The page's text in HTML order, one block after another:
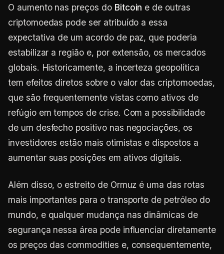
O aumento nas preços do Bitcoin e de outras
criptomoedas pode ser atribuído a essa
expectativa de um acordo de paz, que poderia
estabilizar a região e, por extensão, os mercados
globais. Historicamente, a incerteza geopolítica
tem efeitos diretos sobre o valor das criptomoedas,
que são frequentemente vistas como ativos de
refúgio em tempos de crise. Com a possibilidade
de um desfecho positivo nas negociações, os
investidores estão mais otimistas e dispostos a
aumentar suas posições em ativos digitais.
Além disso, o estreito de Ormuz é uma das rotas
mais importantes para o transporte de petróleo do
mundo, e qualquer mudança nas dinâmicas de
segurança nessa área pode influenciar diretamente
os preços das commodities e, consequentemente,